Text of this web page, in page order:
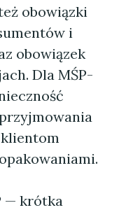
obowiązki
i
obowiązek
Dla MŚP-
— krótka